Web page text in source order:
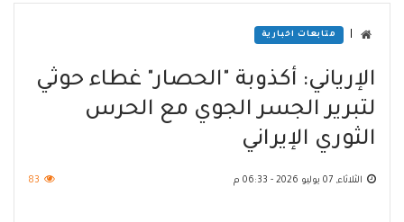
متابعات اخبارية
الإرياني: أكذوبة "الحصار" غطاء حوثي
لتبرير الجسر الجوي مع الحرس
الثوري الإيراني
الثلاثاء, 07 يوليو 2026 - 06:33 م 83